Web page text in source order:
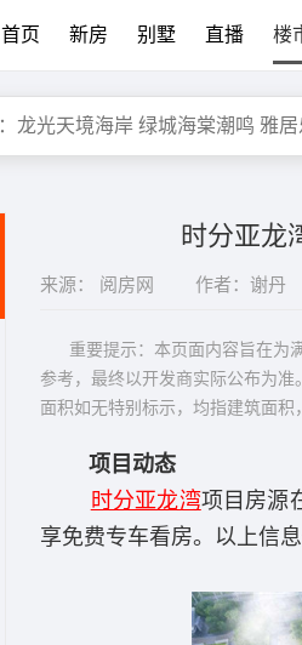
首页 新房 别墅 直播 楼
时分亚龙
来源： 阅房网 作者：谢丹
重要提示：本页面内容旨在为满
参考，最终以开发商实际公布为
面积如无特别标示，均指建筑面积
项目动态
时分亚龙湾项目房源
享免费专车看房。以上信